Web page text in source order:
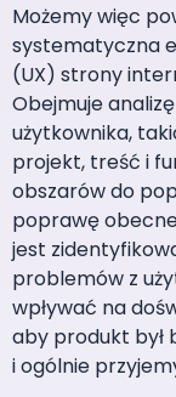
Możemy więc
systematyczna
(UX) strony
Obejmuje
użytkownika,
projekt, treść i
obszarów do
poprawę
jest
problemów z
wpływać na
aby produkt był
i ogólnie